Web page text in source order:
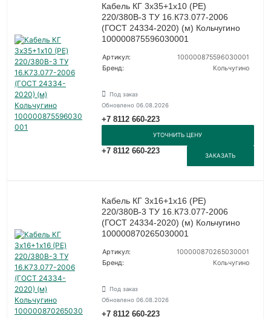
Кабель КГ 3х35+1х10 (PE)
220/380В-3 ТУ 16.К73.077-2006
(ГОСТ 24334-2020) (м) Кольчугино
100000875596030001
Артикул:
100000875596030001
Бренд:
Кольчугино
Под заказ
Обновлено 06.08.2026
+7 8112 660-223
УТОЧНИТЬ ЦЕНУ
+7 8112 660-223
ЗАКАЗАТЬ
Кабель КГ 3х16+1х16 (PE)
220/380В-3 ТУ 16.К73.077-2006
(ГОСТ 24334-2020) (м) Кольчугино
100000870265030001
Артикул:
100000870265030001
Бренд:
Кольчугино
Под заказ
Обновлено 06.08.2026
+7 8112 660-223